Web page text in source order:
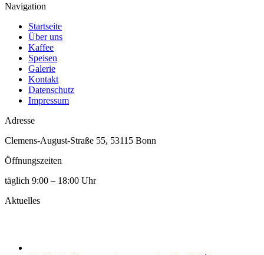
Navigation
Startseite
Über uns
Kaffee
Speisen
Galerie
Kontakt
Datenschutz
Impressum
Adresse
Clemens-August-Straße 55, 53115 Bonn
Öffnungszeiten
täglich 9:00 – 18:00 Uhr
Aktuelles